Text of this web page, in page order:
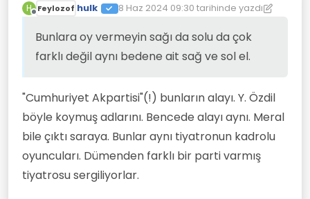
H
Çevrimdışı
Feylozof hulk 8 Haz 2024 09:30 tarihinde yazdı
Son düzenleyen: hulk 6 Ağu 2024 09:31
Bunlara oy vermeyin sağı da solu da çok
farklı değil aynı bedene ait sağ ve sol el.
"Cumhuriyet Akpartisi"(!) bunların alayı. Y. Özdil
böyle koymuş adlarını. Bencede alayı aynı. Meral
bile çıktı saraya. Bunlar aynı tiyatronun kadrolu
oyuncuları. Dümenden farklı bir parti varmış
tiyatrosu sergiliyorlar.